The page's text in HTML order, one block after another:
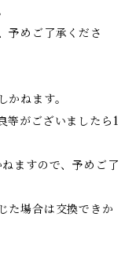
予めご了承くださ
かねます。
等がございましたら1
ますので、予めご了
た場合は交換できか